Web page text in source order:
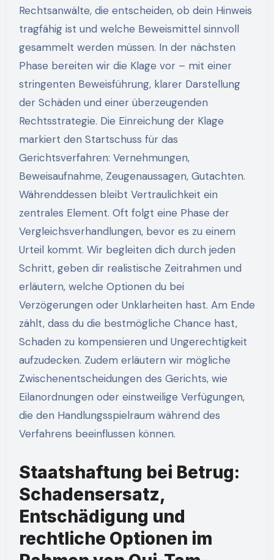
Rechtsanwälte, die entscheiden, ob dein Hinweis
tragfähig ist und welche Beweismittel sinnvoll
gesammelt werden müssen. In der nächsten
Phase bereiten wir die Klage vor – mit einer
stringenten Beweisführung, klarer Darstellung
der Schäden und einer überzeugenden
Rechtsstrategie. Die Einreichung der Klage
markiert den Startschuss für das
Gerichtsverfahren: Vernehmungen,
Beweisaufnahme, Zeugenaussagen, Gutachten.
Währenddessen bleibt Vertraulichkeit ein
zentrales Element. Oft folgt eine Phase der
Vergleichsverhandlungen, bevor es zu einem
Urteil kommt. Wir begleiten dich durch jeden
Schritt, geben dir realistische Zeitrahmen und
erläutern, welche Optionen du bei
Verzögerungen oder Unklarheiten hast. Am Ende
zählt, dass du die bestmögliche Chance hast,
Schaden zu kompensieren und Ungerechtigkeit
aufzudecken. Zudem erläutern wir mögliche
Zwischenentscheidungen des Gerichts, wie
Eilanordnungen oder einstweilige Verfügungen,
die den Handlungsspielraum während des
Verfahrens beeinflussen können.
Staatshaftung bei Betrug:
Schadensersatz,
Entschädigung und
rechtliche Optionen im